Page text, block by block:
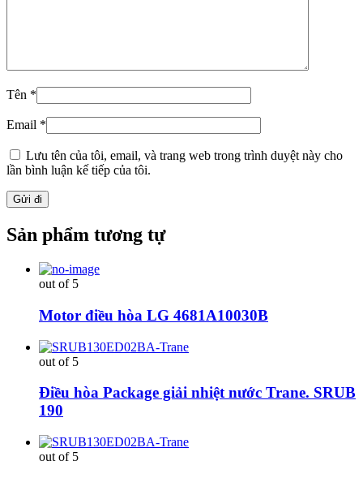
Tên *
Email *
Lưu tên của tôi, email, và trang web trong trình duyệt này cho
lần bình luận kế tiếp của tôi.
Sản phẩm tương tự
out of 5
Motor điều hòa LG 4681A10030B
out of 5
Điều hòa Package giải nhiệt nước Trane. SRUB
190
out of 5